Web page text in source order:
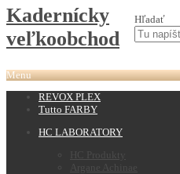
Kadernícky
veľkoobchod
Hľadať
Menu
REVOX PLEX
Tutto FARBY
HC LABORATORY
HC Produkty
Argane Achinae